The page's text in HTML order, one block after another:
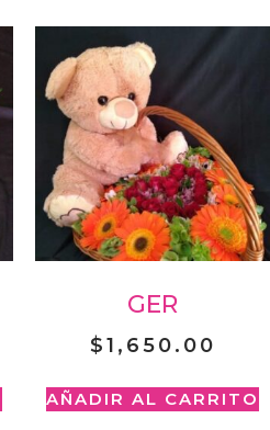
GER
$1,650.00
AÑADIR AL CARRITO